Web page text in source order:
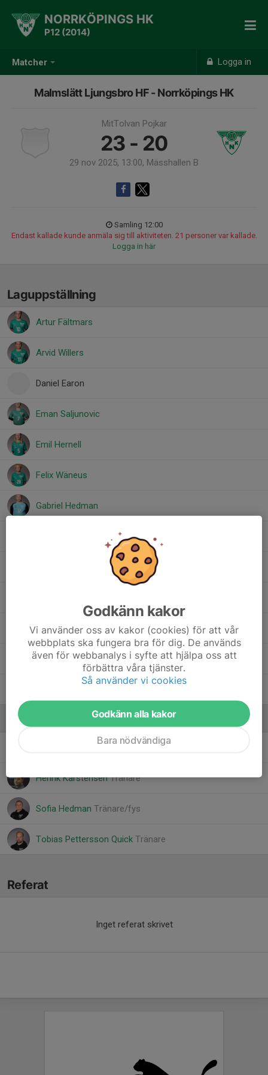
Matcher Logga in
NORRKÖPINGS HK
P12 (2014)
Malmslätt Ljungsbro HF - Norrköpings HK
MitTolvan Pojkar
23 - 20
29 nov 2025, 13:00, Mässhallen B
Samling 12:00
Endast kallade kunde anmäla sig till aktiviteten. 21 personer var kallade.
Logga in här
Laguppställning
Artur Fältmars
Arvid Willers
Daniel Earon
Eman Saljunovic
Emil Hernell
Felix Wäneus
Gabriel Hedman
Max Andersson
Nicky Karstensen
Ledare
Christoffer WillersHuvudtränare
Henrik KarstensenTränare
Sofia Hedman Tränare/fys
Tobias Pettersson Quick Tränare
Referat
Inget referat skrivet
Godkänn kakor
Vi använder oss av kakor (cookies) för att vår
webbplats ska fungera bra för dig. De används
även för webbanalys i syfte att hjälpa oss att
förbättra våra tjänster.
Så använder vi cookies
Godkänn alla kakor
Bara nödvändiga